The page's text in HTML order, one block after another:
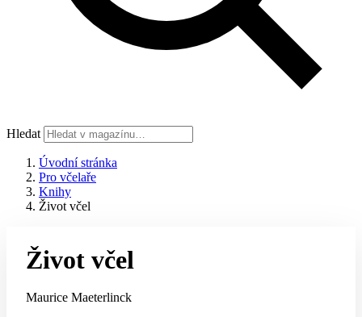
Hledat
Úvodní stránka
Pro včelaře
Knihy
Život včel
Život včel
Maurice Maeterlinck